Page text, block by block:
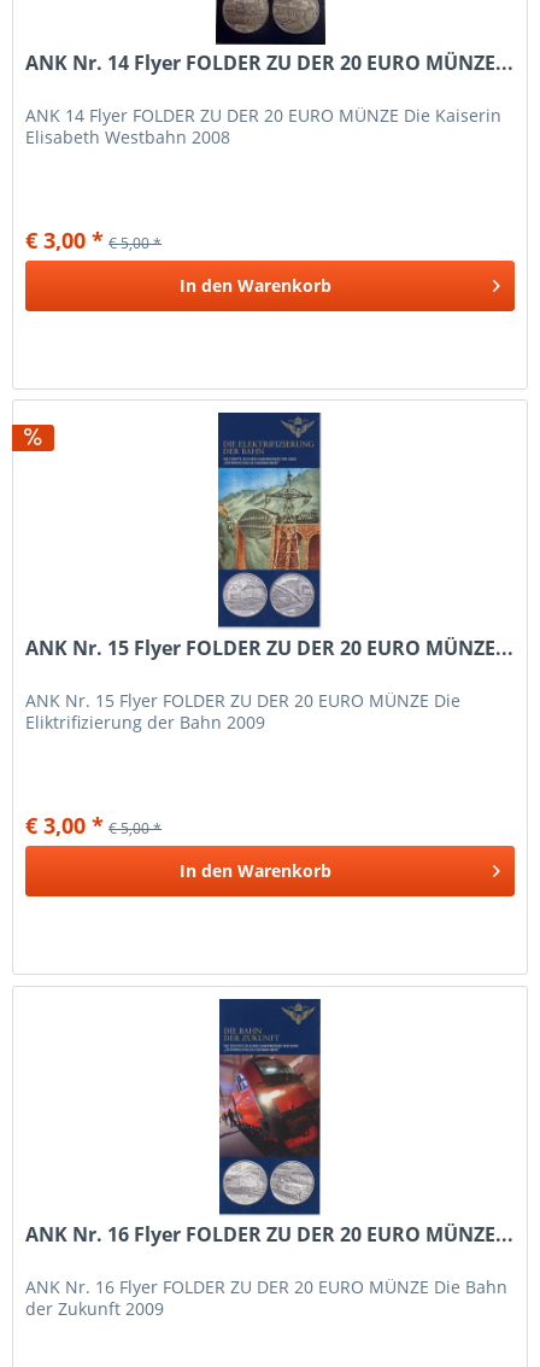
ANK Nr. 14 Flyer FOLDER ZU DER 20 EURO MÜNZE...
ANK 14 Flyer FOLDER ZU DER 20 EURO MÜNZE Die Kaiserin
Elisabeth Westbahn 2008
€ 3,00 * € 5,00 *
In den Warenkorb
ANK Nr. 15 Flyer FOLDER ZU DER 20 EURO MÜNZE...
ANK Nr. 15 Flyer FOLDER ZU DER 20 EURO MÜNZE Die
Eliktrifizierung der Bahn 2009
€ 3,00 * € 5,00 *
In den Warenkorb
ANK Nr. 16 Flyer FOLDER ZU DER 20 EURO MÜNZE...
ANK Nr. 16 Flyer FOLDER ZU DER 20 EURO MÜNZE Die Bahn
der Zukunft 2009